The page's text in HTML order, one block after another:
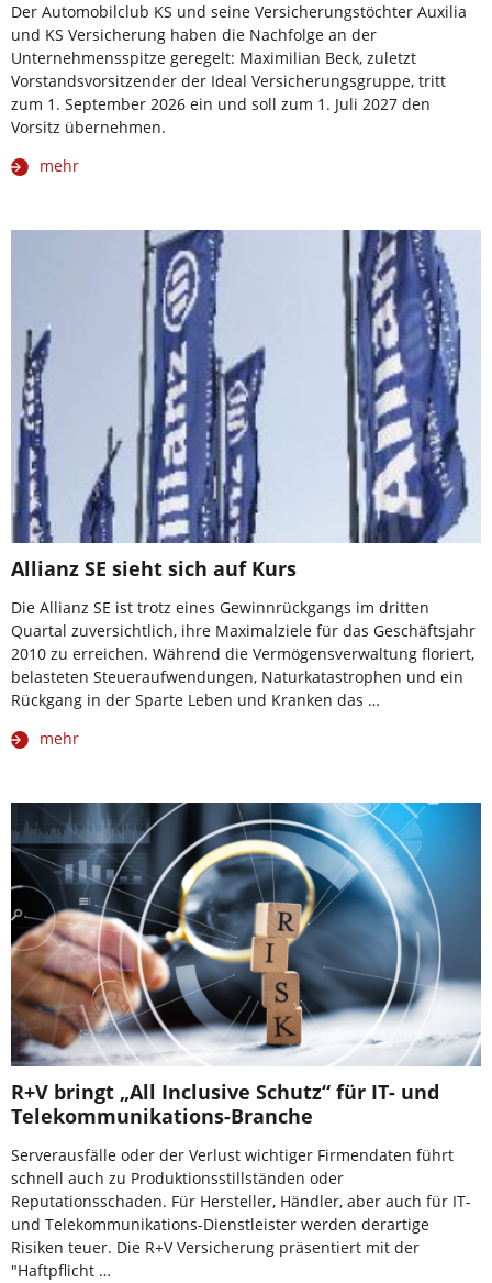
Der Automobilclub KS und seine Versicherungstöchter Auxilia
und KS Versicherung haben die Nachfolge an der
Unternehmensspitze geregelt: Maximilian Beck, zuletzt
Vorstandsvorsitzender der Ideal Versicherungsgruppe, tritt
zum 1. September 2026 ein und soll zum 1. Juli 2027 den
Vorsitz übernehmen.
mehr
Allianz SE sieht sich auf Kurs
Die Allianz SE ist trotz eines Gewinnrückgangs im dritten
Quartal zuversichtlich, ihre Maximalziele für das Geschäftsjahr
2010 zu erreichen. Während die Vermögensverwaltung floriert,
belasteten Steueraufwendungen, Naturkatastrophen und ein
Rückgang in der Sparte Leben und Kranken das …
mehr
R+V bringt „All Inclusive Schutz“ für IT- und
Telekommunikations-Branche
Serverausfälle oder der Verlust wichtiger Firmendaten führt
schnell auch zu Produktionsstillständen oder
Reputationsschaden. Für Hersteller, Händler, aber auch für IT-
und Telekommunikations-Dienstleister werden derartige
Risiken teuer. Die R+V Versicherung präsentiert mit der
"Haftpflicht …